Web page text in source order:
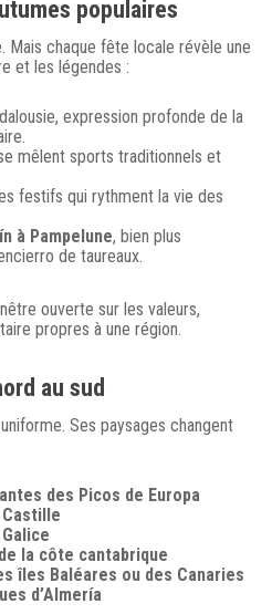
populaires
Mais chaque fête locale révèle une
et les légendes :
expression profonde de la
mêlent sports traditionnels et
festifs qui rythment la vie des
à Pampelune, bien plus
de taureaux.
ouverte sur les valeurs,
propres à une région.
au sud
Ses paysages changent
des Picos de Europa
la côte cantabrique
îles Baléares ou des Canaries
d’Almería